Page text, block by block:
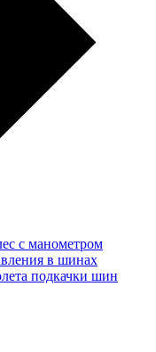
с манометром
в шинах
подкачки шин